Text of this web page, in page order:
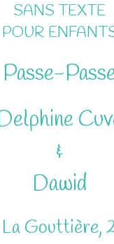
SANS TEXTE
POUR
Passe-
&
Dawid
La Gouttière,